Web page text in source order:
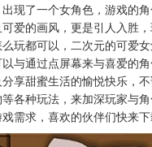
现了一个女角色，游戏的
爱的画风，更是引人入胜
玩都可以，二次元的可爱
与通过点屏幕来与喜爱的
享甜蜜生活的愉悦快乐，
各种玩法，来加深玩家与
需求，喜欢的伙伴们快来下